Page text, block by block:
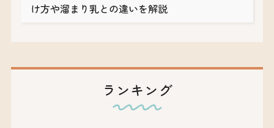
け方や溜まり乳との違いを解説
ランキング